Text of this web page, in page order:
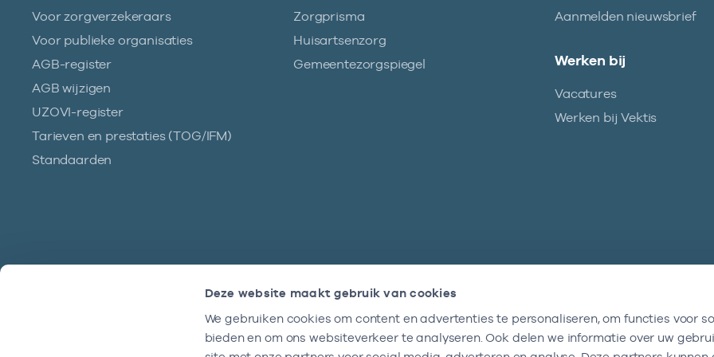
Deze website maakt gebruik van cookies
We gebruiken cookies om content en advertenties te personaliseren, om functies voor
bieden en om ons websiteverkeer te analyseren. Ook delen we informatie over uw
Voor zorgverzekeraars
Voor publieke organisaties
AGB-register
AGB wijzigen
UZOVI-register
Tarieven en prestaties (TOG/IFM)
Standaarden
Zorgprisma
Huisartsenzorg
Gemeentezorgspiegel
Aanmelden nieuwsbrief
Werken bij
Vacatures
Werken bij Vektis
We zijn doordeweeks bereikbaar tussen
Nieuwsbrief
Altijd op de hoogte blijven van al onze